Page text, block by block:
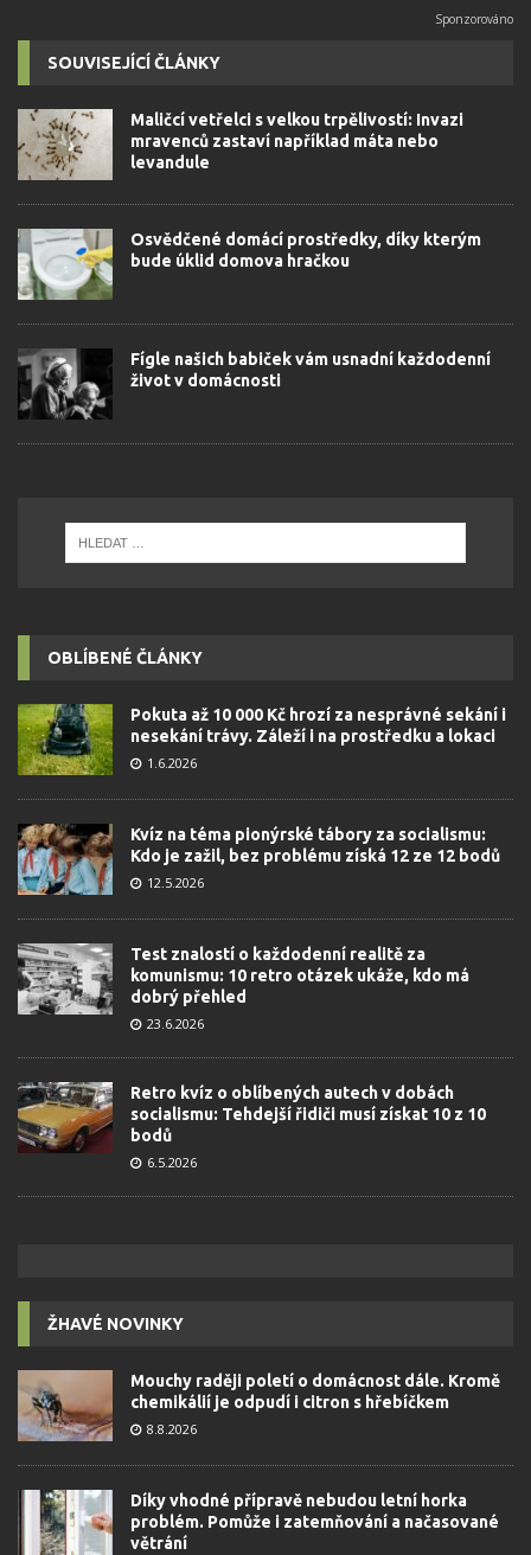
SOUVISEJÍCÍ ČLÁNKY
Maličcí vetřelci s velkou trpělivostí: Invazi
mravenců zastaví například máta nebo
levandule
Osvědčené domácí prostředky, díky kterým
bude úklid domova hračkou
Fígle našich babiček vám usnadní každodenní
život v domácnosti
OBLÍBENÉ ČLÁNKY
Pokuta až 10 000 Kč hrozí za nesprávné sekání i
nesekání trávy. Záleží i na prostředku a lokaci
1.6.2026
Kvíz na téma pionýrské tábory za socialismu:
Kdo je zažil, bez problému získá 12 ze 12 bodů
12.5.2026
Test znalostí o každodenní realitě za
komunismu: 10 retro otázek ukáže, kdo má
dobrý přehled
23.6.2026
Retro kvíz o oblíbených autech v dobách
socialismu: Tehdejší řidiči musí získat 10 z 10
bodů
6.5.2026
ŽHAVÉ NOVINKY
Mouchy raději poletí o domácnost dále. Kromě
chemikálií je odpudí i citron s hřebíčkem
8.8.2026
Díky vhodné přípravě nebudou letní horka
problém. Pomůže i zatemňování a načasované
větrání